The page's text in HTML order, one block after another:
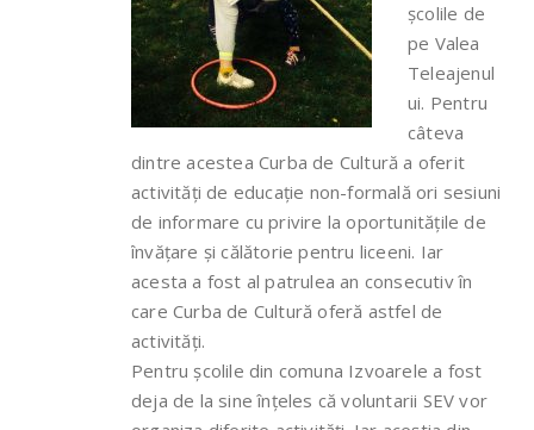
școlile de
pe Valea
Teleajenul
ui. Pentru
câteva
dintre acestea Curba de Cultură a oferit
activități de educație non-formală ori sesiuni
de informare cu privire la oportunitățile de
învățare și călătorie pentru liceeni. Iar
acesta a fost al patrulea an consecutiv în
care Curba de Cultură oferă astfel de
activități.
Pentru școlile din comuna Izvoarele a fost
deja de la sine înțeles că voluntarii SEV vor